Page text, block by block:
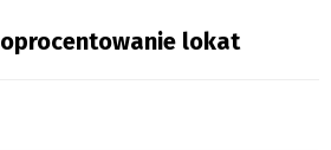
oprocentowanie lokat